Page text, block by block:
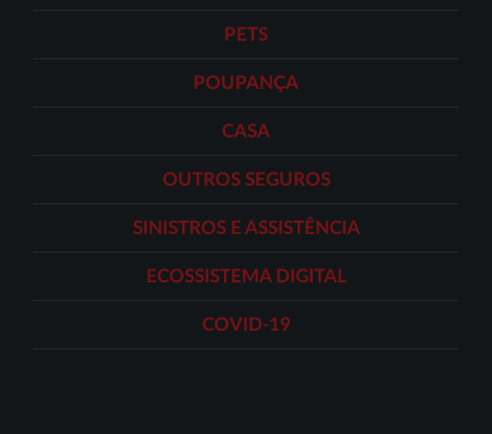
PETS
POUPANÇA
CASA
OUTROS SEGUROS
SINISTROS E ASSISTÊNCIA
ECOSSISTEMA DIGITAL
COVID-19